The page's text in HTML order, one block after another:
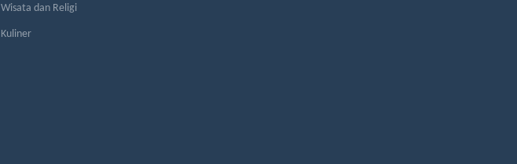
Wisata dan Religi
Kuliner